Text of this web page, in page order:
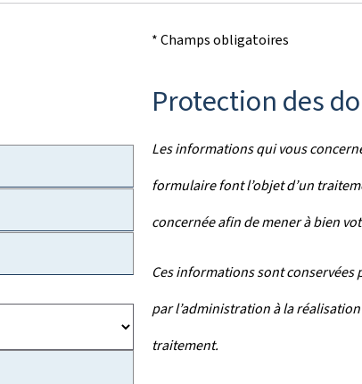
* Champs obligatoires
Protection des
Les informations qui vous
formulaire font l’objet d’un
concernée afin de mener à bien
Ces informations sont conservées
par l’administration à la
traitement.